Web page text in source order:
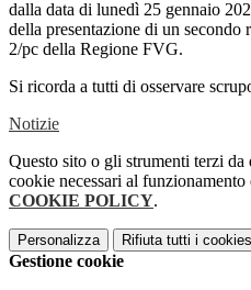
dalla data di lunedì 25 gennaio
della presentazione di un
2/pc della Regione FVG.
Si ricorda a tutti di osservare
Notizie
Questo sito o gli strumenti terzi
cookie necessari al
COOKIE POLICY.
Personalizza Rifiuta tutti i cookies
Gestione cookie